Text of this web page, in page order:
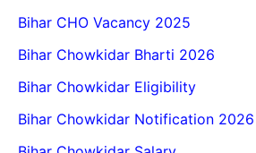
Bihar CHO Vacancy 2025
Bihar Chowkidar Bharti 2026
Bihar Chowkidar Eligibility
Bihar Chowkidar Notification 2026